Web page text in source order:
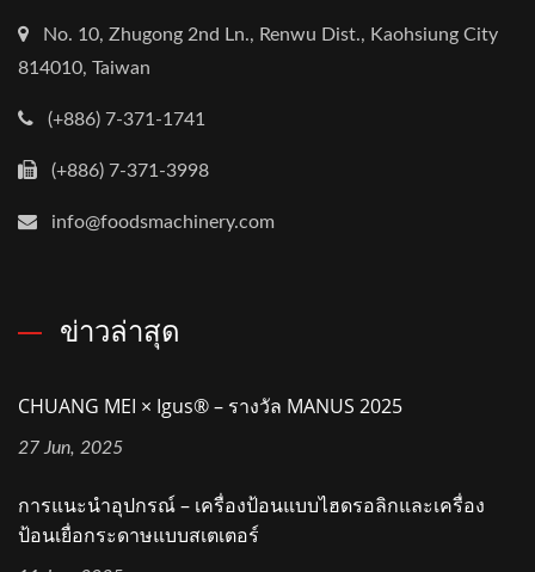
No. 10, Zhugong 2nd Ln., Renwu Dist., Kaohsiung City
814010, Taiwan
(+886) 7-371-1741
(+886) 7-371-3998
info@foodsmachinery.com
ข่าวล่าสุด
CHUANG MEI × Igus® – รางวัล MANUS 2025
27 Jun, 2025
การแนะนำอุปกรณ์ – เครื่องป้อนแบบไฮดรอลิกและเครื่อง
ป้อนเยื่อกระดาษแบบสเตเตอร์